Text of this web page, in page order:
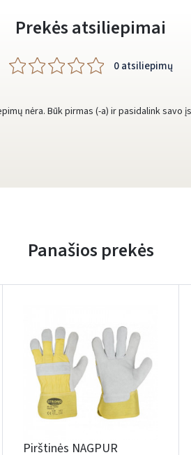
Prekės atsiliepimai
0 atsiliepimų
nėra. Būk pirmas (-a) ir pasidalink savo
Panašios prekės
Pirštinės NAGPUR